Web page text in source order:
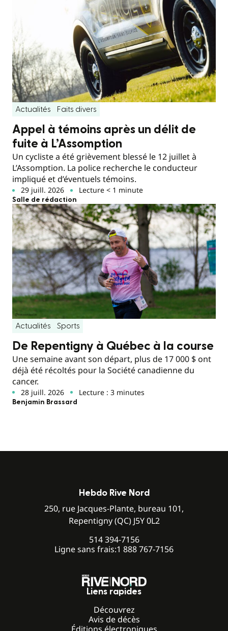
Actualités Faits divers
Appel à témoins après un délit de
fuite à L’Assomption
Un cycliste a été grièvement blessé le 12 juillet à
L’Assomption. La police recherche le conducteur
impliqué et d’éventuels témoins.
29 juill. 2026 Lecture < 1 minute
Salle de rédaction
Actualités Sports
De Repentigny à Québec à la course
Une semaine avant son départ, plus de 17 000 $ ont
déjà été récoltés pour la Société canadienne du
cancer.
28 juill. 2026 Lecture : 3 minutes
Benjamin Brassard
Hebdo Rive Nord
250, rue Jacques-Plante, bureau 101,
Repentigny (QC) J5Y 0L2
514 394-7156
Ligne sans frais:1 888 767-7156
Liens rapides
Découvrez
Avis de décès